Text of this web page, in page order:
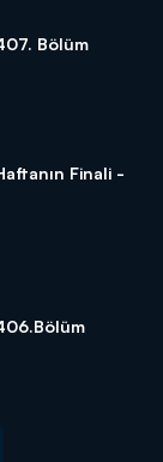
Bölüm
Finali -